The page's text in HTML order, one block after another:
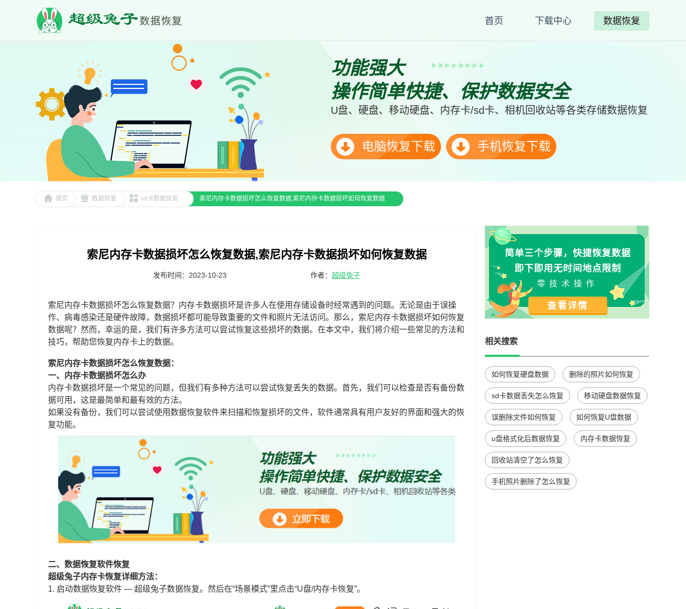
首页 下载中心 数据恢复
功能强大
操作简单快捷、保护数据安全
U盘、硬盘、移动硬盘、内存卡/sd卡、相机回收站等各类存储数据恢复
电脑恢复下载 手机恢复下载
首页 数据恢复 sd卡数据恢复 索尼内存卡数据损坏怎么恢复数据,索尼内存卡数据损坏如何恢复数据
索尼内存卡数据损坏怎么恢复数据,索尼内存卡数据损坏如何恢复数据
发布时间：2023-10-23 作者： 超级兔子
索尼内存卡数据损坏怎么恢复数据？内存卡数据损坏是许多人在使用存储设备时经常遇到的问题。无论是由于误操
作、病毒感染还是硬件故障，数据损坏都可能导致重要的文件和照片无法访问。那么，索尼内存卡数据损坏如何恢复
数据呢？然而，幸运的是，我们有许多方法可以尝试恢复这些损坏的数据。在本文中，我们将介绍一些常见的方法和
技巧，帮助您恢复内存卡上的数据。
索尼内存卡数据损坏怎么恢复数据：
一、内存卡数据损坏怎么办
内存卡数据损坏是一个常见的问题，但我们有多种方法可以尝试恢复丢失的数据。首先，我们可以检查是否有备份数
据可用，这是最简单和最有效的方法。
如果没有备份，我们可以尝试使用数据恢复软件来扫描和恢复损坏的文件，软件通常具有用户友好的界面和强大的恢
复功能。
二、 数据恢复软件恢复
超级兔子内存卡恢复详细方法：
1. 启动数据恢复软件 — 超级兔子数据恢复。然后在“场景模式”里点击“U盘/内存卡恢复”。
简单三个步骤，快捷恢复数据
即下即用无时间地点限制
零技术操作
查看详情
相关搜索
如何恢复硬盘数据 删除的照片如何恢复
sd卡数据丢失怎么恢复 移动硬盘数据恢复
误删除文件如何恢复 如何恢复U盘数据
u盘格式化后数据恢复 内存卡数据恢复
回收站清空了怎么恢复
手机照片删除了怎么恢复